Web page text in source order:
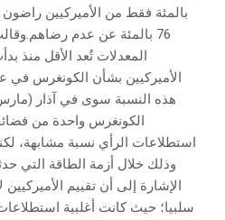
بالمئة فقط من الأميركيين
76 بالمئة عن عدم
المعدلات تُعد الأقل منذ
الكونغرس واحدة من
الإشارة إلى أن تقييم
سلبيا؛ حيث كانت أغلبية